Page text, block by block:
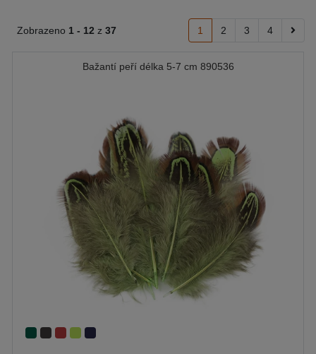
Zobrazeno 1 - 12 z 37 1 2 3 4
Bažantí peří délka 5-7 cm 890536